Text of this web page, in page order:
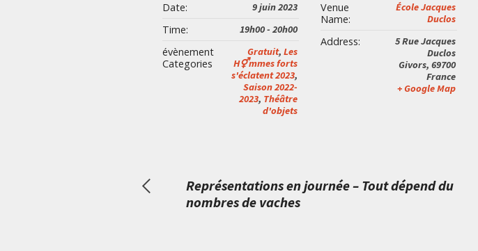
Date: 9 juin 2023
Time: 19h00 - 20h00
évènement
Categories
Gratuit,Les
H⚥mmes forts
s'éclatent 2023,
Saison 2022-
2023, Théâtre
d'objets
Venue
Name:
École Jacques
Duclos
Address:
5 Rue Jacques
Duclos
Givors, 69700
France
+ Google Map
Représentations en journée – Tout dépend du
nombres de vaches